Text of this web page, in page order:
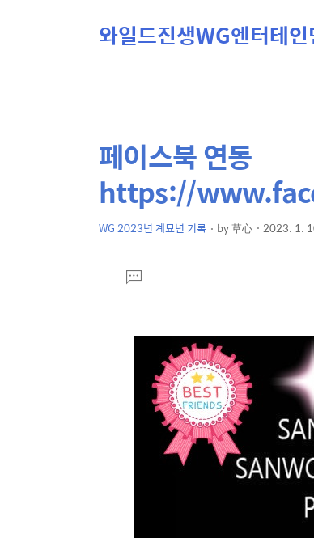
와일드진생WG엔터
상
컨
텐
본
문
제
페이스북 연동
https://
WG 2023년 계묘년 기록 by草心 2023. 1.
댓
글